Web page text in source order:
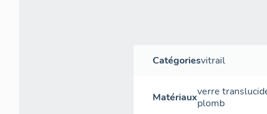
Catégoriesvitrail
Matériauxverre
plomb